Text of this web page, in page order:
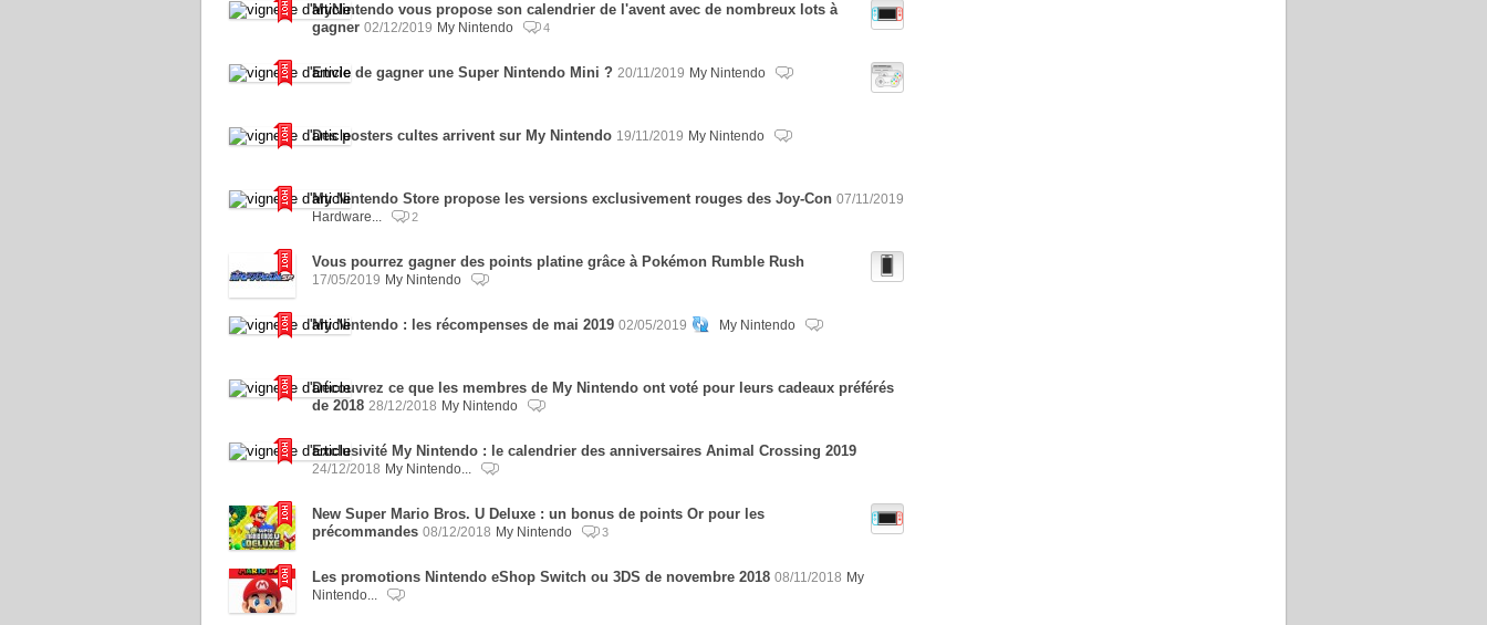
MyNintendo vous propose son calendrier de l'avent avec de nombreux lots à
gagner 02/12/2019 My Nintendo 4
Envie de gagner une Super Nintendo Mini ? 20/11/2019 My Nintendo
Des posters cultes arrivent sur My Nintendo 19/11/2019 My Nintendo
My Nintendo Store propose les versions exclusivement rouges des Joy-Con 07/11/2019
Hardware...
2
Vous pourrez gagner des points platine grâce à Pokémon Rumble Rush
17/05/2019 My Nintendo
My Nintendo : les récompenses de mai 2019 02/05/2019 My Nintendo
Découvrez ce que les membres de My Nintendo ont voté pour leurs cadeaux préférés
de 2018 28/12/2018 My Nintendo
Exclusivité My Nintendo : le calendrier des anniversaires Animal Crossing 2019
24/12/2018 My Nintendo...
New Super Mario Bros. U Deluxe : un bonus de points Or pour les
précommandes 08/12/2018 My Nintendo 3
Les promotions Nintendo eShop Switch ou 3DS de novembre 2018 08/11/2018 My
Nintendo...